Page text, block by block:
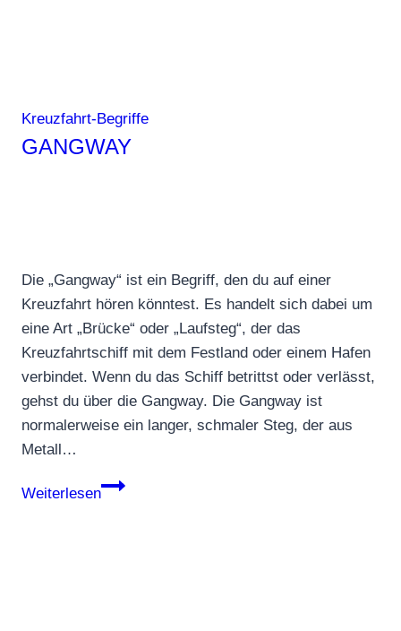
Kreuzfahrt-Begriffe
GANGWAY
Die „Gangway“ ist ein Begriff, den du auf einer
Kreuzfahrt hören könntest. Es handelt sich dabei um
eine Art „Brücke“ oder „Laufsteg“, der das
Kreuzfahrtschiff mit dem Festland oder einem Hafen
verbindet. Wenn du das Schiff betrittst oder verlässt,
gehst du über die Gangway. Die Gangway ist
normalerweise ein langer, schmaler Steg, der aus
Metall…
Weiterlesen
Gangway